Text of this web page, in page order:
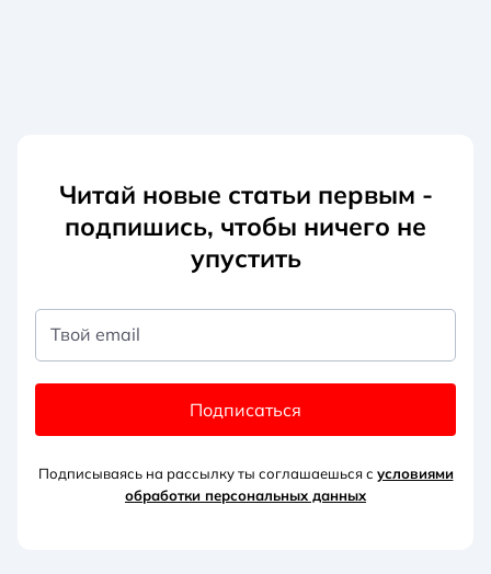
Читай новые статьи первым -
подпишись, чтобы ничего не
упустить
Твой email
Подписаться
Подписываясь на рассылку ты соглашаешься с условиями
обработки персональных данных